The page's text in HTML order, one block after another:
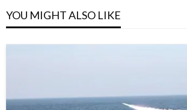
YOU MIGHT ALSO LIKE